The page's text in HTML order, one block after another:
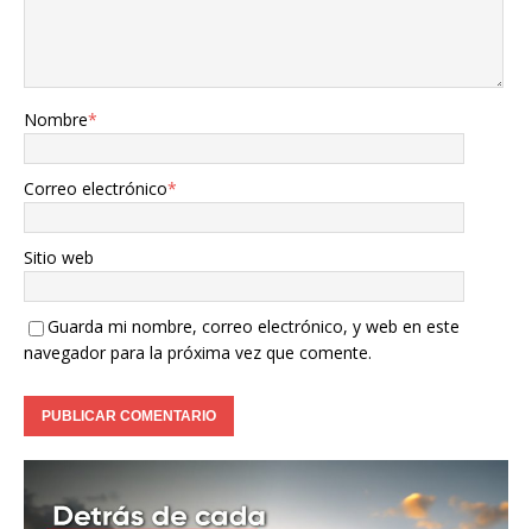
Nombre*
Correo electrónico*
Sitio web
Guarda mi nombre, correo electrónico, y web en este
navegador para la próxima vez que comente.